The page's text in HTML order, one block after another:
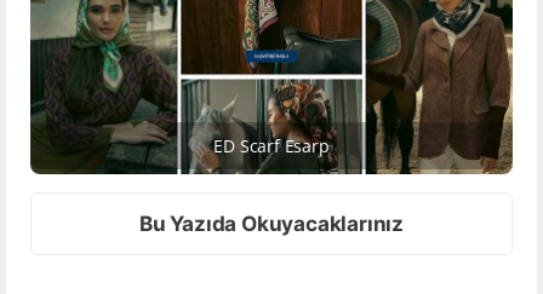
ED Scarf Esarp
Bu Yazıda Okuyacaklarınız